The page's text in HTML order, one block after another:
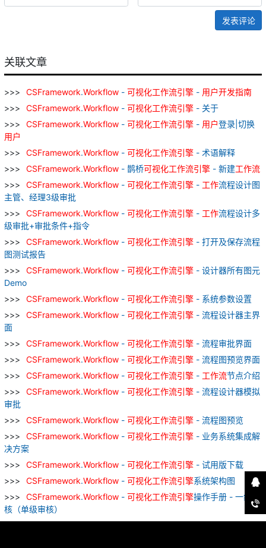
发表评论
关联文章
CSFramework.Workflow - 可视化工作流引擎 - 用户开发指南
CSFramework.Workflow - 可视化工作流引擎 - 关于
CSFramework.Workflow - 可视化工作流引擎 - 用户登录|切换
用户
CSFramework.Workflow - 可视化工作流引擎 - 术语解释
CSFramework.Workflow - 鹊桥可视化工作流引擎 - 新建工作流
CSFramework.Workflow - 可视化工作流引擎 - 工作流程设计图
主管、经理3级审批
CSFramework.Workflow - 可视化工作流引擎 - 工作流程设计多
级审批+审批条件+指令
CSFramework.Workflow - 可视化工作流引擎 - 打开及保存流程
图测试报告
CSFramework.Workflow - 可视化工作流引擎 - 设计器所有图元
Demo
CSFramework.Workflow - 可视化工作流引擎 - 系统参数设置
CSFramework.Workflow - 可视化工作流引擎 - 流程设计器主界
面
CSFramework.Workflow - 可视化工作流引擎 - 流程审批界面
CSFramework.Workflow - 可视化工作流引擎 - 流程图预览界面
CSFramework.Workflow - 可视化工作流引擎 - 工作流节点介绍
CSFramework.Workflow - 可视化工作流引擎 - 流程设计器模拟
审批
CSFramework.Workflow - 可视化工作流引擎 - 流程图预览
CSFramework.Workflow - 可视化工作流引擎 - 业务系统集成解
决方案
CSFramework.Workflow - 可视化工作流引擎 - 试用版下载
CSFramework.Workflow - 可视化工作流引擎系统架构图
CSFramework.Workflow - 可视化工作流引擎操作手册 - 一级审
核（单级审核）